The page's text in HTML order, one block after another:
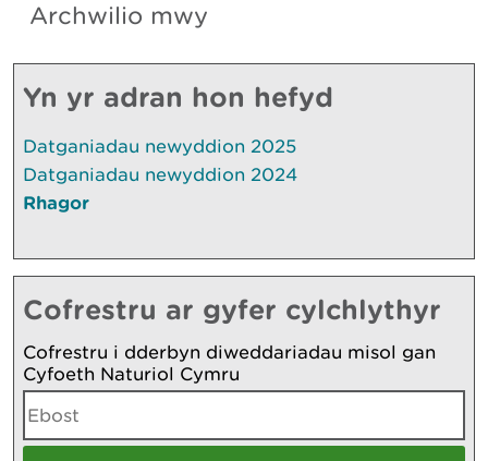
Archwilio mwy
Yn yr adran hon hefyd
Datganiadau newyddion 2025
Datganiadau newyddion 2024
Rhagor
Cofrestru ar gyfer cylchlythyr
Cofrestru i dderbyn diweddariadau misol gan
Cyfoeth Naturiol Cymru